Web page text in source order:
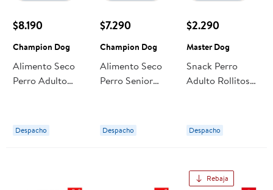
$8.190
Champion Dog
Alimento Seco
Perro Adulto
Champion Dog
Despacho
$7.290
Champion Dog
Alimento Seco
Perro Senior
Dog
Despacho
$2.290
Master Dog
Snack Perro
Adulto Rollitos
Master Dog
Despacho
Rebaja